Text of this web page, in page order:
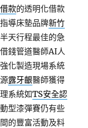
款的透明化借款
導床墊品牌新竹
天行程最佳的急
錢管道醫師AI人
化製造現場系統
露牙齦醫師獲得
系統如TS安全認
型漆彈賽仍有些
的豐富活動及料